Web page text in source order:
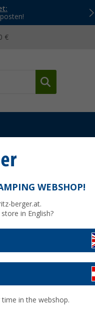
€
WEBSHOP!
berger.at.
in English?
time in the webshop.